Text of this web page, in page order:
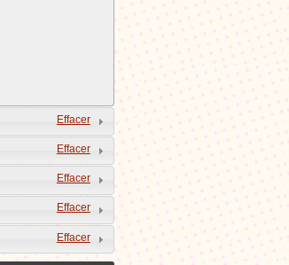
Effacer
Effacer
Effacer
Effacer
Effacer